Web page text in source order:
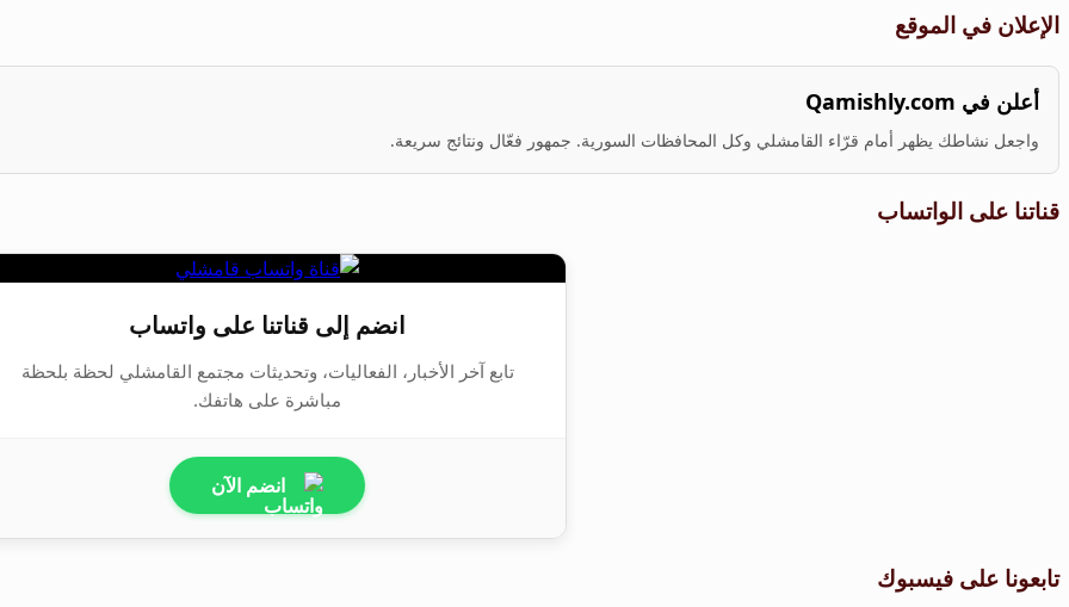
الإعلان في الموقع
أعلن في Qamishly.com
واجعل نشاطك يظهر أمام قرّاء القامشلي وكل المحافظات السورية. جمهور فعّال ونتائج سريعة.
قناتنا على الواتساب
انضم إلى قناتنا على واتساب
تابع آخر الأخبار، الفعاليات، وتحديثات مجتمع القامشلي لحظة بلحظة
مباشرة على هاتفك.
انضم الآن
تابعونا على فيسبوك